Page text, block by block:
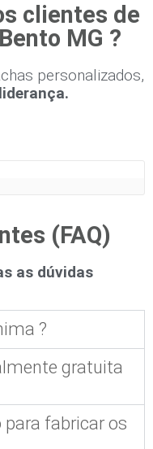
clientes de
MG ?
personalizados,
(FAQ)
as dúvidas
?
gratuita
fabricar os